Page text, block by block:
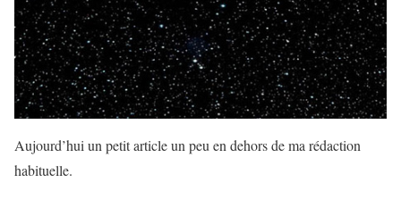
Aujourd’hui un petit article un peu en dehors de ma rédaction
habituelle.